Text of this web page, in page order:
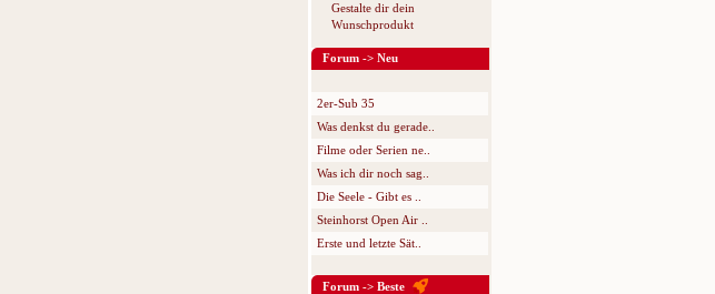
Gestalte dir dein
Wunschprodukt
Forum -> Neu
2er-Sub 35
Was denkst du gerade..
Filme oder Serien ne..
Was ich dir noch sag..
Die Seele - Gibt es ..
Steinhorst Open Air ..
Erste und letzte Sät..
Forum -> Beste